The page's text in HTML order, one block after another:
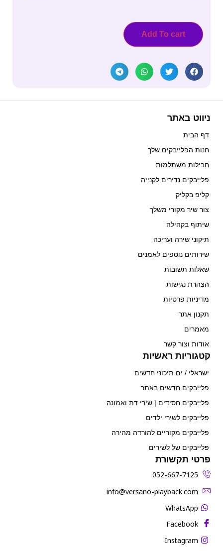
Add To cart
ניווט באתר
דף הבית
חנות הפלייבקים שלך
חבילות משתלמות
פלייבקים נדירים לקנייה
קליפ בקליק
צור שיר מקורי משלך
שיתוף בקהילה
תיקוני שירה ועריכה
שירותים נוספים לאמנים
שאלות תשובות
הצהרת נגישות
מדיניות פרטיות
תקנון אתר
מאמרים
אודות וצור קשר
קטגוריות ראשיות
ישראלי / ים תיכוני חדשים
פלייבקים חדשים באתר
פלייבקים חסידים | שירי דת ואמונה
פלייבקים לשירי ילדים
פלייבקים מקוריים להורדה מהירה
פלייבקים של לשירים
פרטי תקשורת
052-667-7125
‫info@versano-playback.com‬
WhatsApp
Facebook
Instagram